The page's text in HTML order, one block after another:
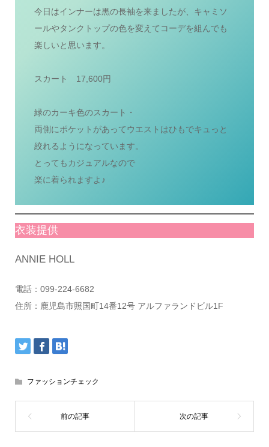
今日はインナーは黒の長袖を来ましたが、キャミソ
ールやタンクトップの色を変えてコーデを組んでも
楽しいと思います。
スカート 17,600円
緑のカーキ色のスカート・
両側にポケットがあってウエストはひもでキュっと
絞れるようになっています。
とってもカジュアルなので
楽に着られますよ♪
衣装提供
ANNIE HOLL
電話：099-224-6682
住所：鹿児島市照国町14番12号 アルファランドビル1F
ファッションチェック